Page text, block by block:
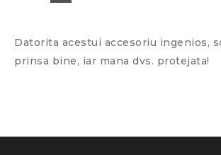
Datorita acestui accesoriu ingenios,
prinsa bine, iar mana dvs. protejata!